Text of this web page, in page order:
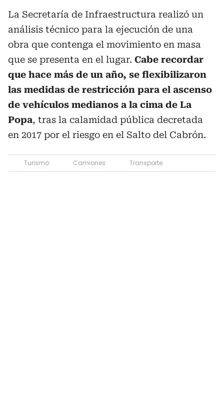
La Secretaría de Infraestructura realizó un
análisis técnico para la ejecución de una
obra que contenga el movimiento en masa
que se presenta en el lugar. Cabe recordar
que hace más de un año, se flexibilizaron
las medidas de restricción para el ascenso
de vehículos medianos a la cima de La
Popa, tras la calamidad pública decretada
en 2017 por el riesgo en el Salto del Cabrón.
Turismo Camiones Transporte